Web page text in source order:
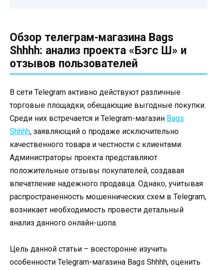
Обзор телеграм-магазина Bags
Shhhh: анализ проекта «Бэгс Ш» и
отзывов пользователей
В сети Telegram активно действуют различные
торговые площадки, обещающие выгодные покупки.
Среди них встречается и Telegram-магазин Bags
Shhhh, заявляющий о продаже исключительно
качественного товара и честности с клиентами.
Администраторы проекта представляют
положительные отзывы покупателей, создавая
впечатление надежного продавца. Однако, учитывая
распространенность мошеннических схем в Telegram,
возникает необходимость провести детальный
анализ данного онлайн-шопа.
Цель данной статьи – всесторонне изучить
особенности Telegram-магазина Bags Shhhh, оценить